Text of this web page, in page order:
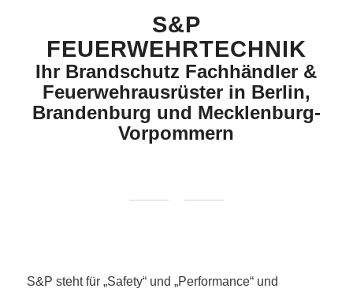
S&P
FEUERWEHRTECHNIK
Ihr Brandschutz Fachhändler &
Feuerwehrausrüster in Berlin,
Brandenburg und Mecklenburg-
Vorpommern
S&P steht für „Safety“ und „Performance“ und